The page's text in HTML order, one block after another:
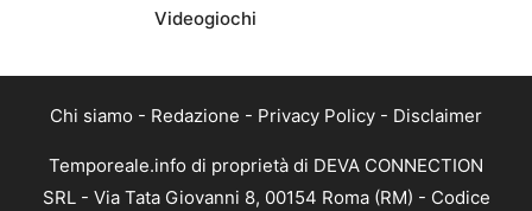
Videogiochi
Chi siamo - Redazione - Privacy Policy - Disclaimer
Temporeale.info di proprietà di DEVA CONNECTION
SRL - Via Tata Giovanni 8, 00154 Roma (RM) - Codice